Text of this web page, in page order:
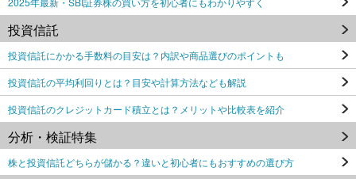
投資信託
投資信託にかかる手数料の目安は？内訳や商品選びのポイントも
投資信託の平均利回りとは？目安や計算方法なども解説
投資信託のクレジットカード積立とは？メリットや比較表を紹介
分析・検証特集
株と投資信託どちらが儲かる？違いと初心者にもおすすめの選び方